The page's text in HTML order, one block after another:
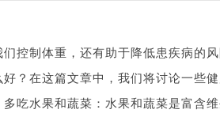
控制体重，还有助于降低患疾病的风
？在这篇文章中，我们将讨论一些
吃水果和蔬菜：水果和蔬菜是富含维